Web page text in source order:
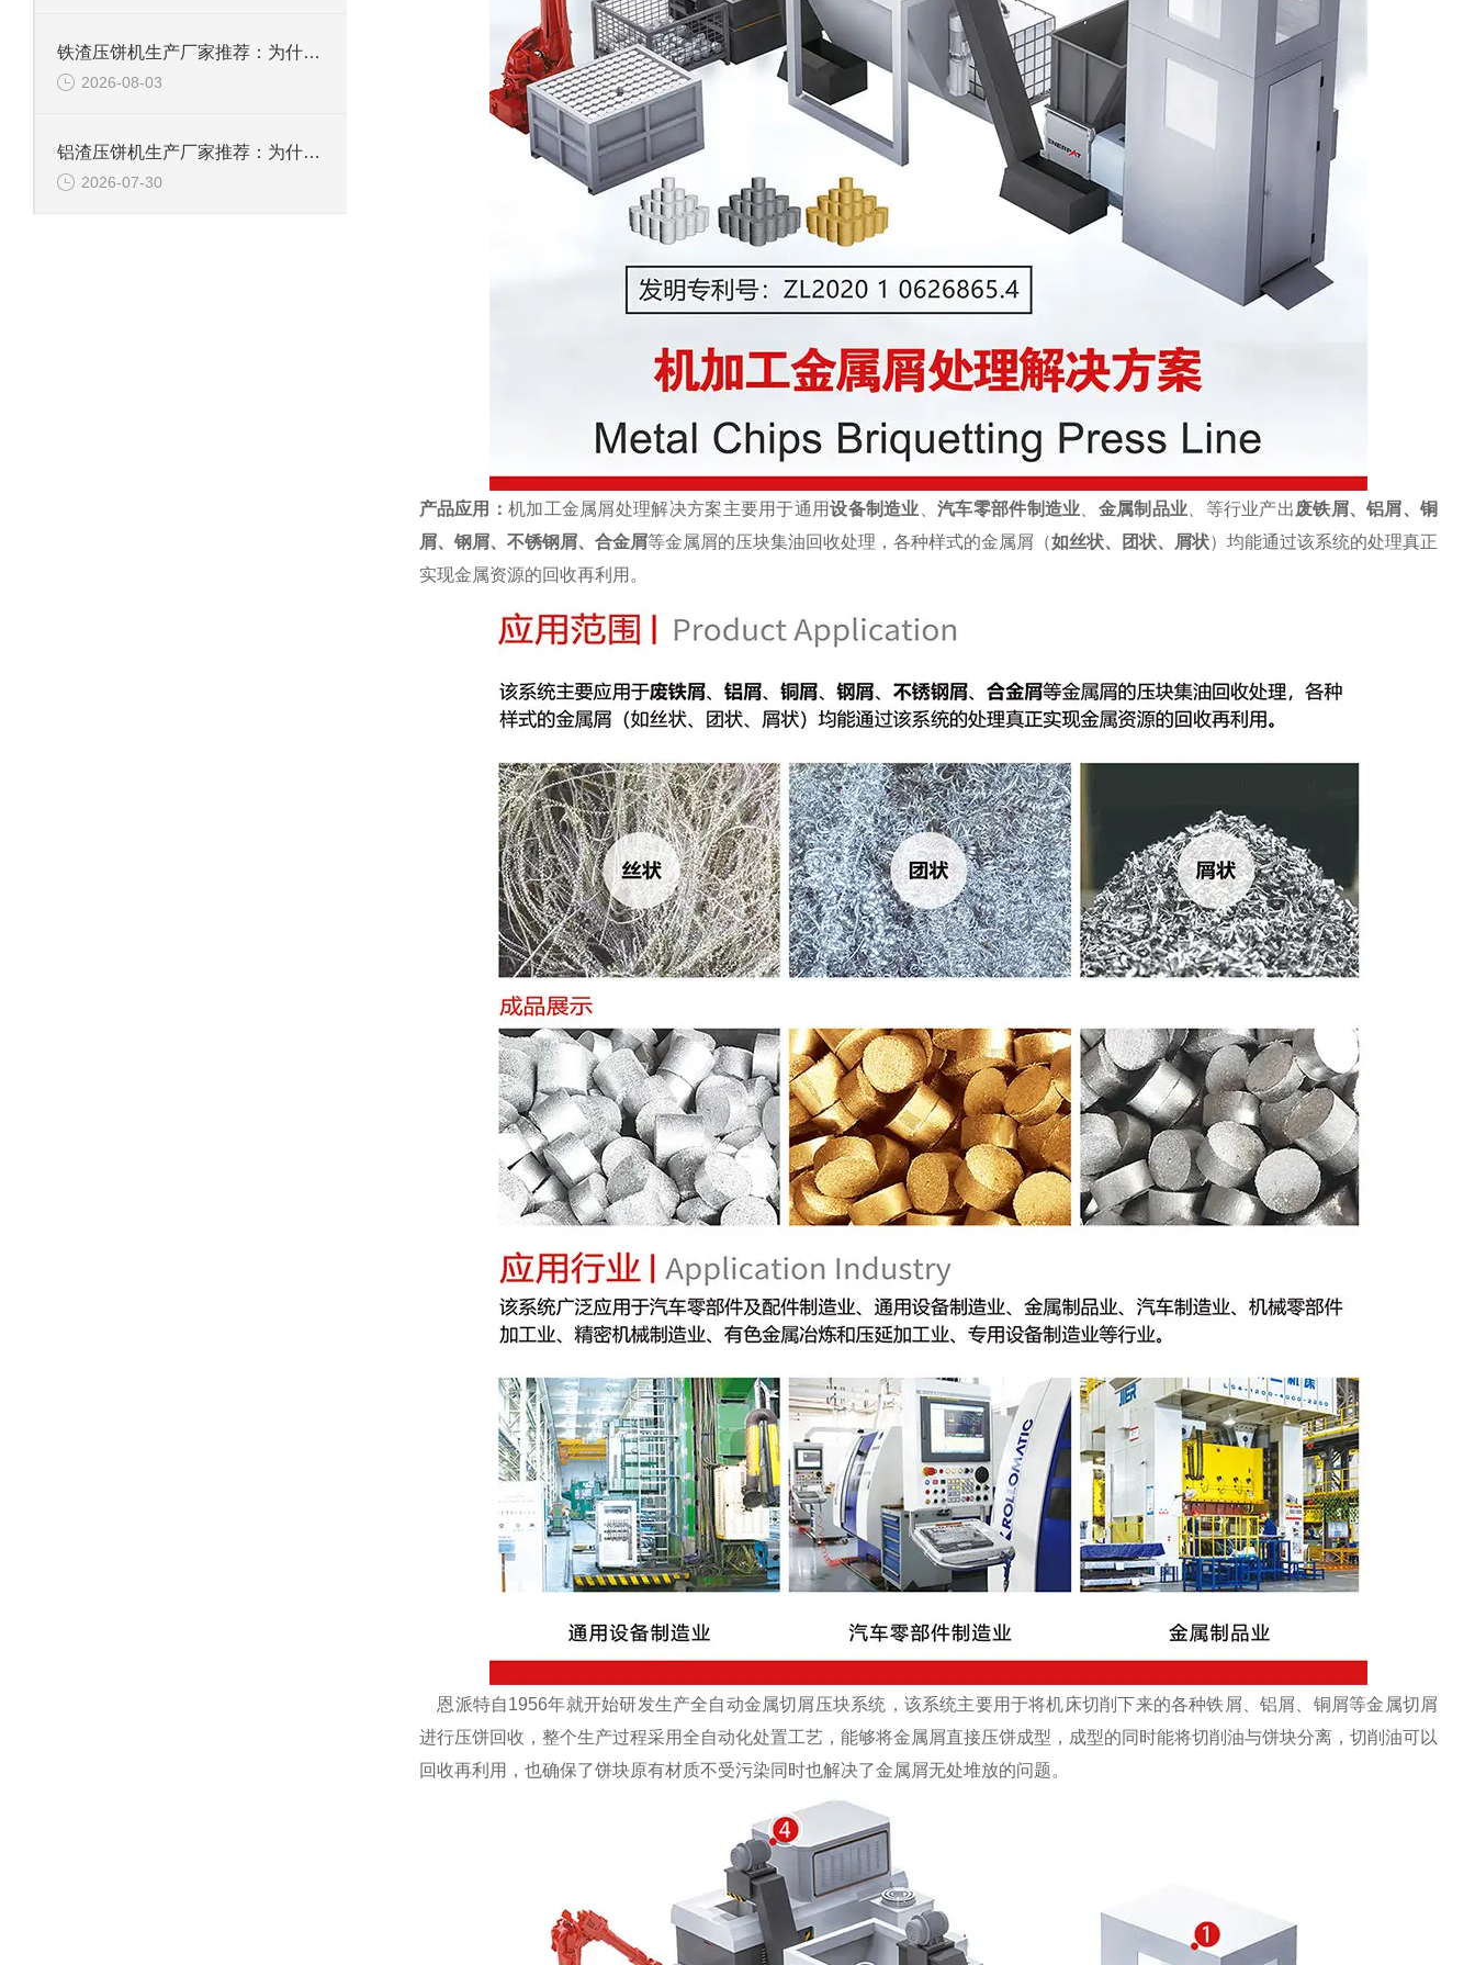
铁渣压饼机生产厂家推荐：为什么恩派特成为众多企业的优选？
2026-08-03
铝渣压饼机生产厂家推荐：为什么恩派特是值得信赖的选择？
2026-07-30
产品应用： 机加工金属屑处理解决方案主要用于通用设备制造业 、汽车零部件制造业 金属制品业 、等行业产出 废铁屑、铝屑、铜
屑、钢屑、不锈钢屑、合金屑等金属屑的压块集油回收处理，各种样式的金属屑（如丝状、团状、屑状）均能通过该系统的处理真正
实现金属资源的回收再利用。
恩派特自1956年就开始研发生产全自动金属切屑压块系统，该系统主要用于将机床切削下来的各种铁屑、铝屑、铜屑等金属切屑
进行压饼回收，整个生产过程采用全自动化处置工艺，能够将金属屑直接压饼成型，成型的同时能将切削油与饼块分离，切削油可以
回收再利用，也确保了饼块原有材质不受污染同时也解决了金属屑无处堆放的问题。